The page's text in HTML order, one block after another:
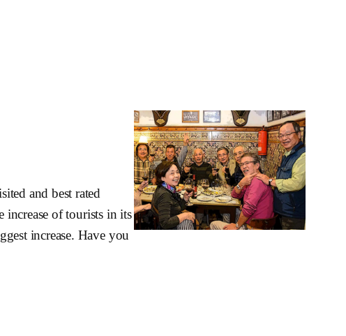
and best rated
of tourists in its
increase. Have you